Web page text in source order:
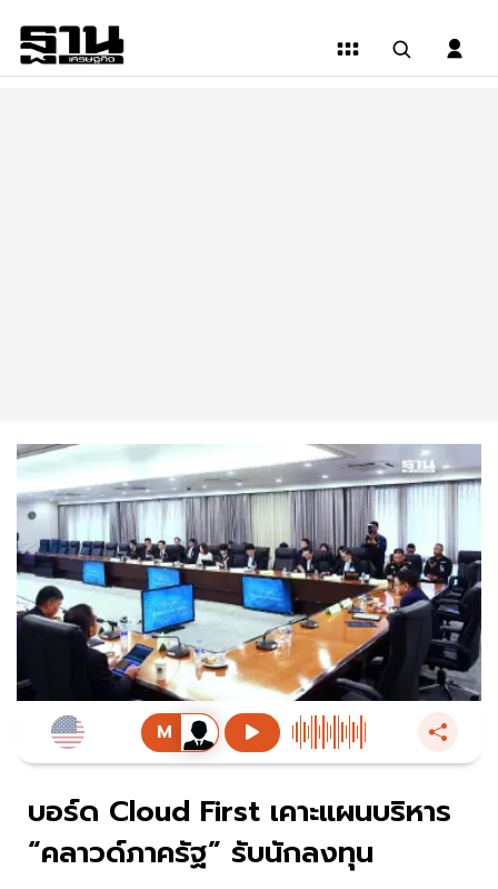
บอร์ด Cloud First เคาะแผนบริหาร
“คลาวด์ภาครัฐ” รับนักลงทุน